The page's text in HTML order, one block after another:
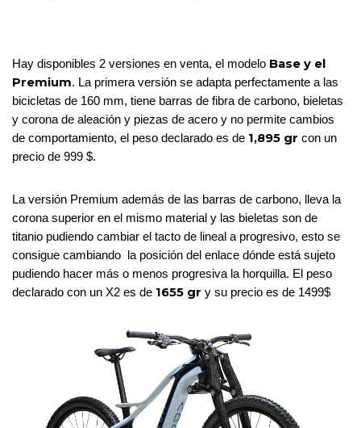
Hay disponibles 2 versiones en venta, el modelo Base y el
Premium. La primera versión se adapta perfectamente a las
bicicletas de 160 mm, tiene barras de fibra de carbono, bieletas
y corona de aleación y piezas de acero y no permite cambios
de comportamiento, el peso declarado es de 1,895 gr con un
precio de 999 $.
La versión Premium además de las barras de carbono, lleva la
corona superior en el mismo material y las bieletas son de
titanio pudiendo cambiar el tacto de lineal a progresivo, esto se
consigue cambiando  la posición del enlace dónde está sujeto
pudiendo hacer más o menos progresiva la horquilla. El peso
declarado con un X2 es de 1655 gr y su precio es de 1499$